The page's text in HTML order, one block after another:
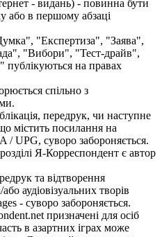
- видань) - повинна бути
або в першому абзаці
"Експертиза", "Заява",
"Вибори", "Тест-драйв",
на правах
спільно з
передрук, чи наступне
містить посилання на
/ UPG, суворо забороняється.
Я-Корреспондент є автор
та відтворення
аудіовізуальних творів
- суворо забороняється.
призначені для осіб
в азартних іграх може